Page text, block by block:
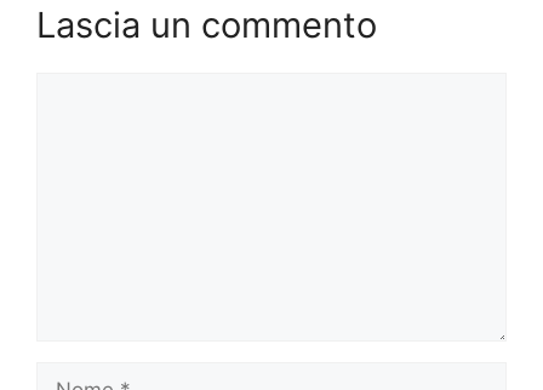
Lascia un commento
Nome